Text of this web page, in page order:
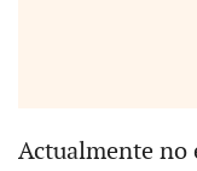
Actualmente no